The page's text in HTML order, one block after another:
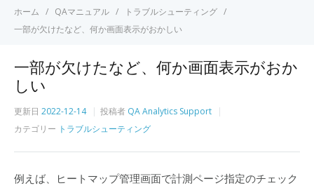
葉
ホーム QAマニュアル
トラブルシューティング
一部が欠けたなど、何か画面表示がおかしい
一部が欠けたなど、何か画面表示がおか
しい
更新日 2022-12-14 投稿者 QA Analytics Support
カテゴリー トラブルシューティング
例えば、ヒートマップ管理画面で計測ページ指定のチェック